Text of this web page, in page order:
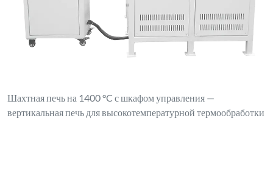
Шахтная печь на 1400 °C с шкафом управления —
вертикальная печь для высокотемпературной термообработки